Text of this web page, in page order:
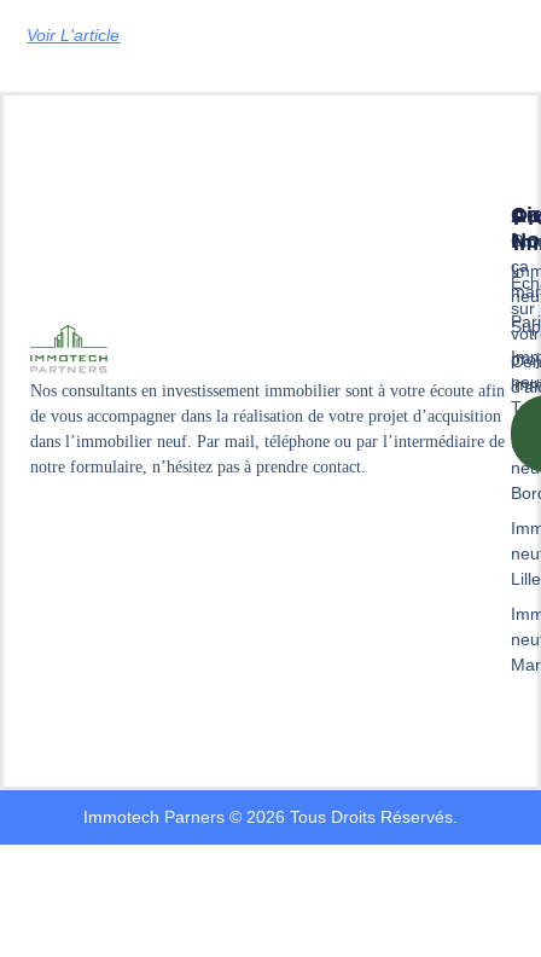
Voir L'article
Nos consultants en investissement immobilier sont à votre écoute afin
de vous accompagner dans la réalisation de votre projet d’acquisition
dans l’immobilier neuf. Par mail, téléphone ou par l’intermédiaire de
notre formulaire, n’hésitez pas à prendre contact.
Lille
ça
sur
Immotech Parners © 2026 Tous Droits Réservés.